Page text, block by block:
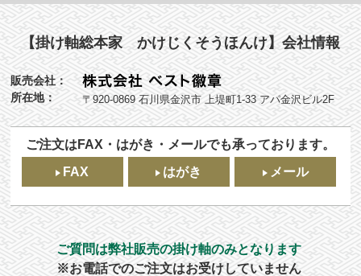
【掛け軸総本家 かけじくそうほんけ】会社情報
販売会社：
所在地：
〒920-0869 石川県金沢市 上堤町1-33 アパ金沢ビル2F
ご注文はFAX・はがき・メールでも承っております。
FAX
はがき メール
ご質問は弊社販売の掛け軸のみとなります
※お電話でのご注文はお受けしていません